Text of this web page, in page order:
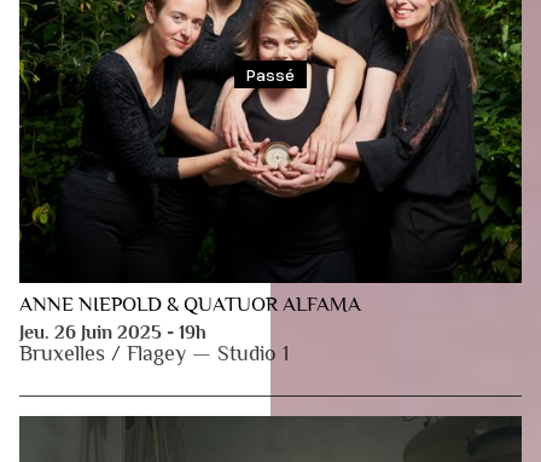
Passé
ANNE NIEPOLD & QUATUOR ALFAMA
Jeu. 26 Juin 2025 - 19h
Bruxelles / Flagey — Studio 1